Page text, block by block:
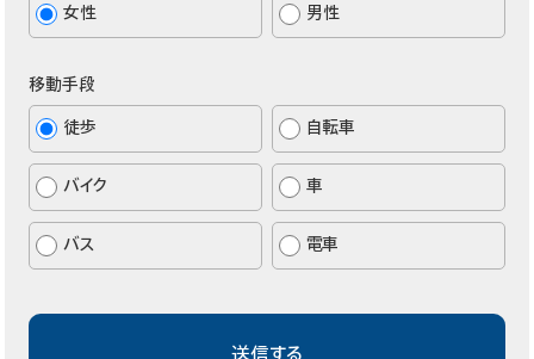
女性
男性
移動手段
徒歩
自転車
バイク 車
バス 電車